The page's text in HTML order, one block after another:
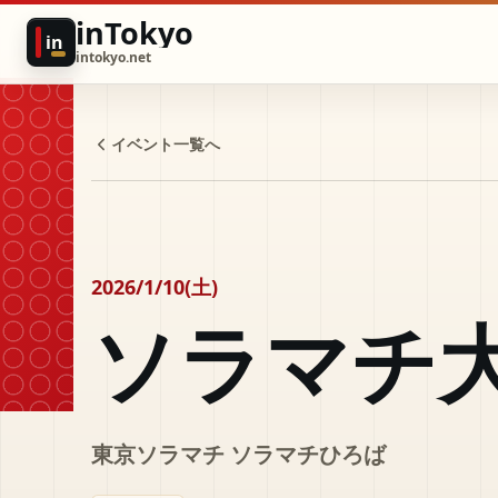
in inTokyo
intokyo.net
イベント一覧へ
2026/1/10(土)
ソラマチ
東京ソラマチ ソラマチひろば